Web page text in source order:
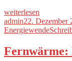
„Die
Phantom-
Kraftwerke“
weiterlesen
Autor
adminVeröffentlicht
am
22. Dezember
Energiewende
Fernwärme: